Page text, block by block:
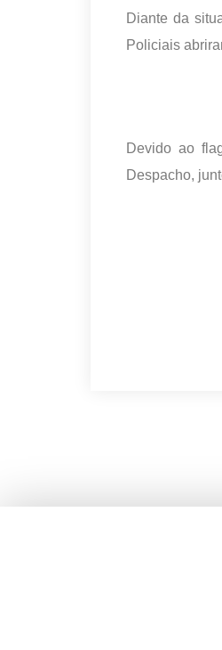
Diante da
Policiais
Devido ao
Despacho,